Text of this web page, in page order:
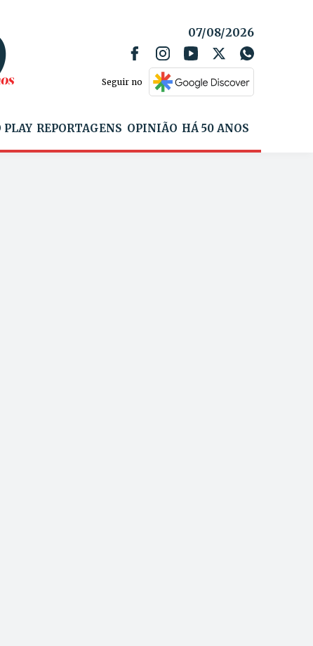
07/08/2026
Seguir no
PLAY REPORTAGENS OPINIÃO HÁ 50 ANOS